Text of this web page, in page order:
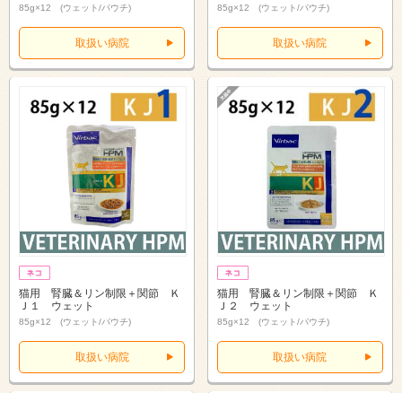
85g×12 (ウェット/パウチ)
取扱い病院
85g×12 (ウェット/パウチ)
取扱い病院
猫用 腎臓＆リン制限＋関節 Ｋ
Ｊ１ ウェット
85g×12 (ウェット/パウチ)
取扱い病院
猫用 腎臓＆リン制限＋関節 Ｋ
Ｊ２ ウェット
85g×12 (ウェット/パウチ)
取扱い病院